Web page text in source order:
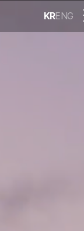
KRENG